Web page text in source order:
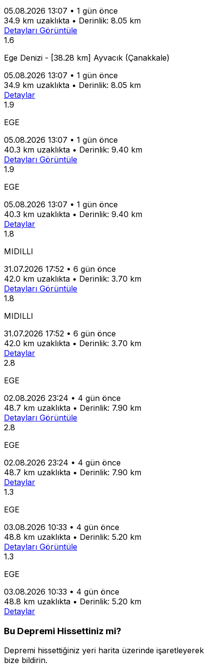
05.08.2026 13:07 • 1 gün önce
34.9 km uzaklıkta • Derinlik: 8.05 km
Detayları Görüntüle
1.6
Ege Denizi - [38.28 km] Ayvacık (Çanakkale)
05.08.2026 13:07 • 1 gün önce
34.9 km uzaklıkta • Derinlik: 8.05 km
Detaylar
1.9
EGE
05.08.2026 13:07 • 1 gün önce
40.3 km uzaklıkta • Derinlik: 9.40 km
Detayları Görüntüle
1.9
EGE
05.08.2026 13:07 • 1 gün önce
40.3 km uzaklıkta • Derinlik: 9.40 km
Detaylar
1.8
MIDILLI
31.07.2026 17:52 • 6 gün önce
42.0 km uzaklıkta • Derinlik: 3.70 km
Detayları Görüntüle
1.8
MIDILLI
31.07.2026 17:52 • 6 gün önce
42.0 km uzaklıkta • Derinlik: 3.70 km
Detaylar
2.8
EGE
02.08.2026 23:24 • 4 gün önce
48.7 km uzaklıkta • Derinlik: 7.90 km
Detayları Görüntüle
2.8
EGE
02.08.2026 23:24 • 4 gün önce
48.7 km uzaklıkta • Derinlik: 7.90 km
Detaylar
1.3
EGE
03.08.2026 10:33 • 4 gün önce
48.8 km uzaklıkta • Derinlik: 5.20 km
Detayları Görüntüle
1.3
EGE
03.08.2026 10:33 • 4 gün önce
48.8 km uzaklıkta • Derinlik: 5.20 km
Detaylar
Bu Depremi Hissettiniz mi?
Depremi hissettiğiniz yeri harita üzerinde işaretleyerek
bize bildirin.